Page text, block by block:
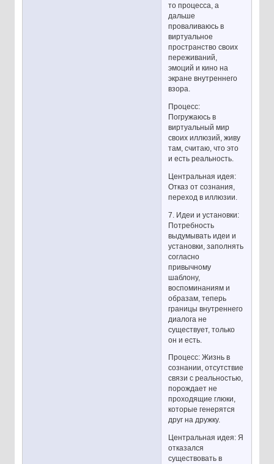
то процесса, а
дальше
проваливаюсь в
виртуальное
пространство своих
переживаний,
эмоций и кино на
экране внутреннего
взора.
Процесс:
Погружаюсь в
виртуальный мир
своих иллюзий, живу
там, считаю, что это
и есть реальность.
Центральная идея:
Отказ от сознания,
переход в иллюзии.
7. Идеи и установки:
Потребность
выдумывать идеи и
установки, заполнять
согласно
привычному
шаблону,
воспоминаниям и
образам, теперь
границы внутреннего
диалога не
существует, только
он и есть.
Процесс: Жизнь в
сознании, отсутствие
связи с реальностью,
порождает не
проходящие глюки,
которые генерятся
друг на дружку.
Центральная идея: Я
отказался
существовать в